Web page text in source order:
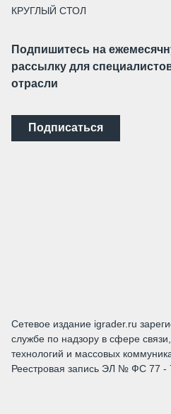
КРУГЛЫЙ СТОЛ
Подпишитесь на
рассылку для
отрасли
Подписаться
Сетевое издание igrader.ru
службе по надзору в сфере
технологий и массовых
Реестровая запись ЭЛ № ФС 77 -